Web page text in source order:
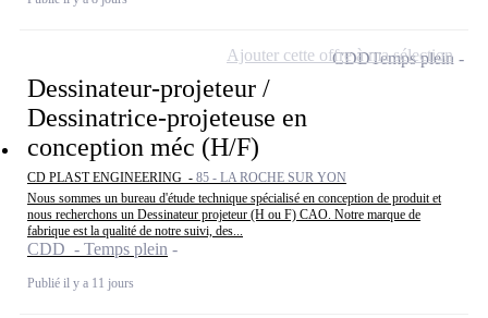
Dessinateur-projeteur /
Dessinatrice-projeteuse en
conception méc (H/F)
CD PLAST ENGINEERING - 85 - LA ROCHE SUR YON
Nous sommes un bureau d'étude technique spécialisé en conception de produit et
nous recherchons un Dessinateur projeteur (H ou F) CAO. Notre marque de
fabrique est la qualité de notre suivi, des...
CDD - Temps plein
Publié il y a 11 jours
CDDTemps plein
Ajouter cette offre à ma sélection